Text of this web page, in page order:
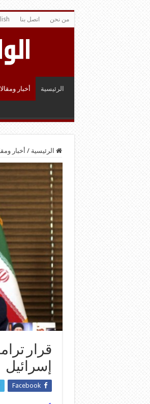
من نحن اتصل بنا
الرئيسية أخبار
الرئيسية / أخبار
قرار
إسرائيل
Facebook